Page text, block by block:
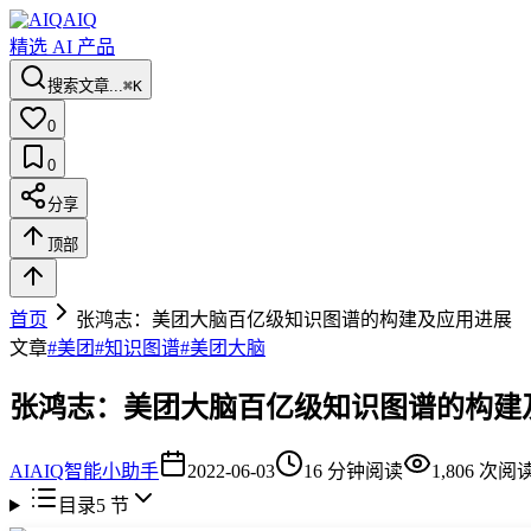
AIQ
精选 AI 产品
搜索文章...⌘K
0
0
分享
顶部
首页
张鸿志：美团大脑百亿级知识图谱的构建及应用进展
文章#美团#知识图谱#美团大脑
张鸿志：美团大脑百亿级知识图谱的构建
AIAIQ智能小助手 2022-06-03 16 分钟阅读 1,806 次阅
目录5节